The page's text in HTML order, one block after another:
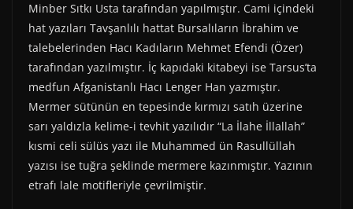
Minber Sıtkı Usta tarafından yapılmıştır. Cami içindeki
hat yazıları Tavşanlılı hattat Bursalıların İbrahim ve
talebelerinden Hacı Kadıların Mehmet Efendi (Özer)
tarafından yazılmıştır. İç kapıdaki kitabeyi ise Tarsus’ta
medfun Afganistanlı Hacı Lenger Han yazmıştır.
Mermer sütünün en tepesinde kırmızı satıh üzerine
sarı yaldızla kelime-i tevhit yazılıdır “La İlahe İllallah”
kısmi celi sülüs yazı ile Muhammed ün Rasullüllah
yazısı ise tuğra şeklinde mermere kazınmıştır. Yazının
etrafı lale motifleriyle çevrilmiştir.